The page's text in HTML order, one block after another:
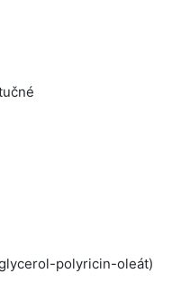
polyricin-oleát)